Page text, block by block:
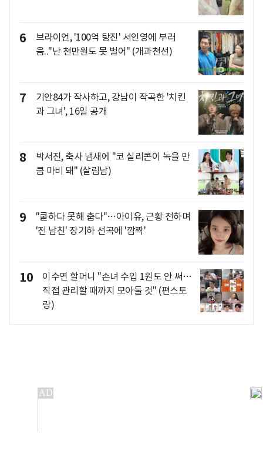
6
브라이언, '100억 탕진' 서인영에 부러
움.."난 천만원도 못 벌어" (개과천선)
7
기안84가 작사하고, 강남이 작곡한 '치킨
과 그녀', 16일 공개
8
박서진, 축사 냄새에 "코 실리콘이 녹을 만
큼 마비 돼" (살림남)
9
"쿨하다 못해 춥다"…아이유, 근황 전하며
'전 남친' 장기하 선곡에 '깜짝'
10
이수연 할머니 "손녀 수입 1원도 안 써…
직접 관리할 때까지 모아둘 것" (편스토
랑)